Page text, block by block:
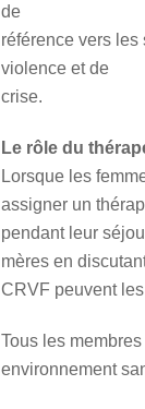
de
référence vers
violence et de
crise.
Le rôle du
Lorsque les
assigner un
pendant leur
mères en
CRVF peuvent
Tous les
environnement